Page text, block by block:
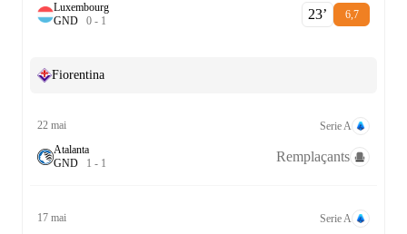
Luxembourg
GND 0 - 1 23‎’‎ 6,7
Fiorentina
22 mai
Serie A
Atalanta
GND 1 - 1 Remplaçants
17 mai
Serie A